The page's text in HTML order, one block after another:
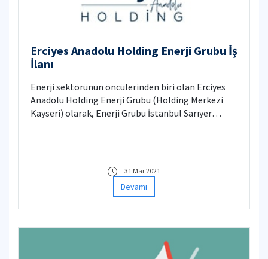
Erciyes Anadolu Holding Enerji Grubu İş
İlanı
Enerji sektörünün öncülerinden biri olan Erciyes
Anadolu Holding Enerji Grubu (Holding Merkezi
Kayseri) olarak, Enerji Grubu İstanbul Sarıyer
bulunulan projelerimizde yetiştirilmek üzere
Elektrik-Elektronik, Makine ve İnşaat alanlarından
mezun siz değerli mühendislerimizle çalışmak
31 Mar 2021
Devamı